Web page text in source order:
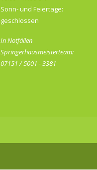
Sonn- und Feiertage:
geschlossen
In Notfällen
Springerhausmeisterteam:
07151 / 5001 - 3381